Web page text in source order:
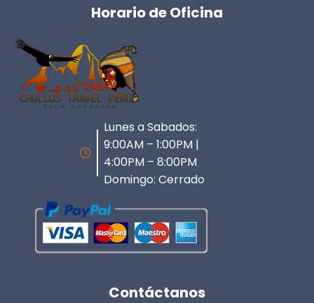
Horario de Oficina
Lunes a Sabados:
9:00AM – 1:00PM |
4:00PM – 8:00PM
Domingo: Cerrado
Contáctanos